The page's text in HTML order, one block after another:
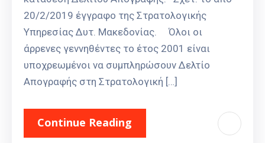
20/2/2019 έγγραφο της Στρατολογικής
Υπηρεσίας Δυτ. Μακεδονίας. Όλοι οι
άρρενες γεννηθέντες το έτος 2001 είναι
υποχρεωμένοι να συμπληρώσουν Δελτίο
Απογραφής στη Στρατολογική […]
Continue Reading